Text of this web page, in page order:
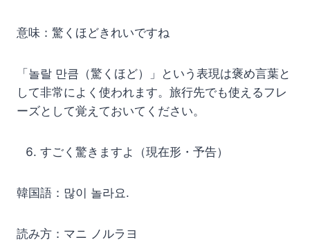
意味：驚くほどきれいですね
「놀랄 만큼（驚くほど）」という表現は褒め言葉と
して非常によく使われます。旅行先でも使えるフレ
ーズとして覚えておいてください。
すごく驚きますよ（現在形・予告）
韓国語：많이 놀라요.
読み方：マニ ノルラヨ